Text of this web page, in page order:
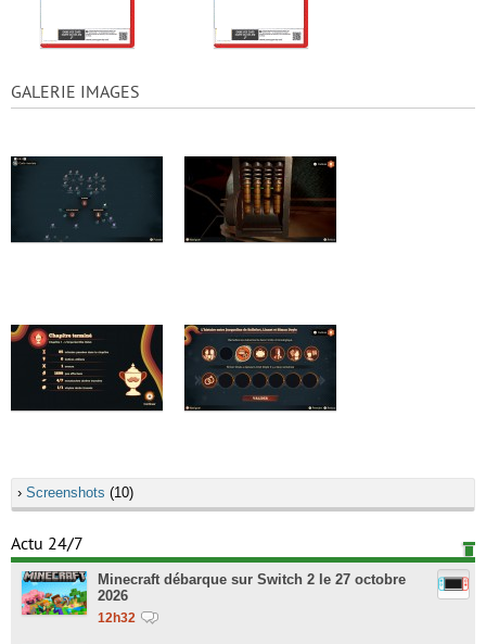
GALERIE IMAGES
› Screenshots (10)
Actu 24/7
Minecraft débarque sur Switch 2 le 27 octobre
2026
12h32